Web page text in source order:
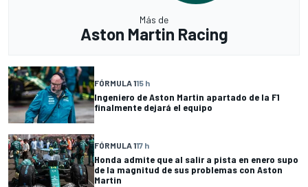
Más de
Aston Martin Racing
FÓRMULA 115 h
Ingeniero de Aston Martin apartado de la F1
finalmente dejará el equipo
FÓRMULA 117 h
Honda admite que al salir a pista en enero supo
de la magnitud de sus problemas con Aston
Martin